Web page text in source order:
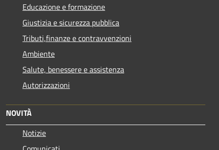
Educazione e formazione
Giustizia e sicurezza pubblica
Tributi,finanze e contravvenzioni
Ambiente
Salute, benessere e assistenza
Autorizzazioni
NOVITÀ
Notizie